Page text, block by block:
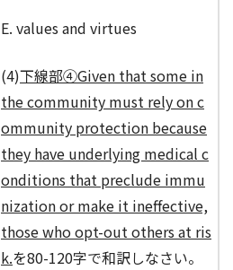
E. values and virtues
(4)下線部④Given that some in
the community must rely on c
ommunity protection because
they have underlying medical c
onditions that preclude immu
nization or make it ineffective,
those who opt-out others at ris
k.を80-120字で和訳しなさい。